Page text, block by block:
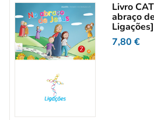
Livro
abraço
Ligações]
7,80€